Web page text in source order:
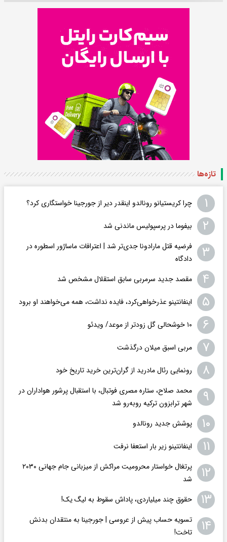
تازه‌ها
۱ چرا کریستیانو رونالدو اینقدر دیر از جورجینا خواستگاری کرد؟
۲ بیفوما در پرسپولیس ماندنی شد
۳
فرضیه قتل مارادونا جدی‌تر شد | اعترافات ماساژور اسطوره در
دادگاه
۴ مقصد جدید سرمربی سابق استقلال مشخص شد
۵ اینفانتینو عذرخواهی‌کرد، فایده نداشت، همه می‌خواهند او برود
۶ ۱۰ خوشحالی گل زودتر از موعد/ ویدئو
۷ مربی اسبق میلان درگذشت
۸ رونمایی رئال مادرید از گران‌ترین خرید تاریخ خود
۹
محمد صلاح، ستاره مصری فوتبال، با استقبال پرشور هواداران در
شهر ترابزون ترکیه روبه‌رو شد
۱۰ پوشش جدید رونالدو
۱۱ اینفانتینو زیر بار استعفا نرفت
۱۲
پرتغال خواستار محرومیت مراکش از میزبانی جام جهانی ۲۰۳۰
شد
۱۳ حقوق چند میلیاردی، پاداش سقوط به لیگ یک!
۱۴
تسویه حساب پیش از عروسی | جورجینا به منتقدان بدنش
تاخت!